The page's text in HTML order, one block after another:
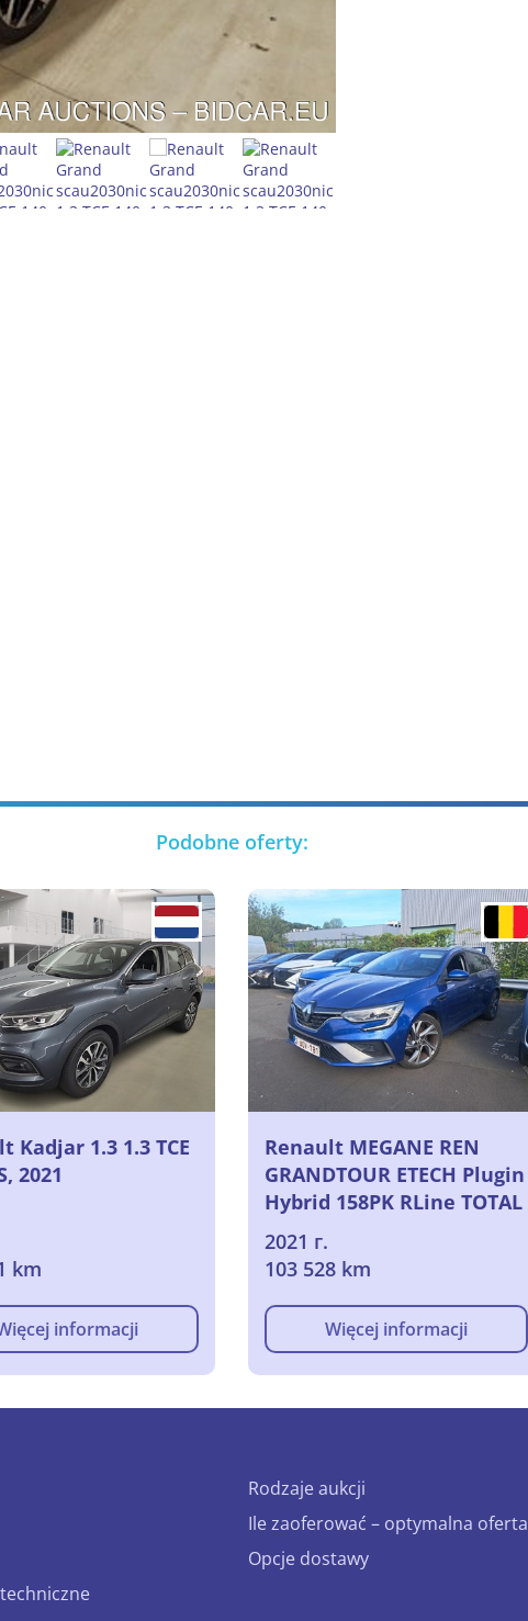
Podobne oferty:
Kadjar 1.3 1.3 TCE
2021
km
informacji
Renault MEGANE REN
GRANDTOUR ETECH Plugin
Hybrid 158PK RLine TOTAL
LOSS HAGELSCHADEN HAIL
DAMAGE
2021 г.
103 528 km
Więcej informacji
Rodzaje aukcji
Ile zaoferować – optymalna oferta
Opcje dostawy